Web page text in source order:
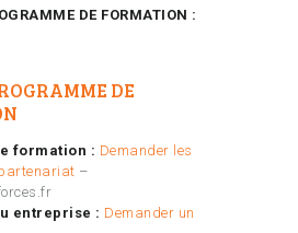
DE FORMATION :
DE
formation : Demander les
–
entreprise : Demander un